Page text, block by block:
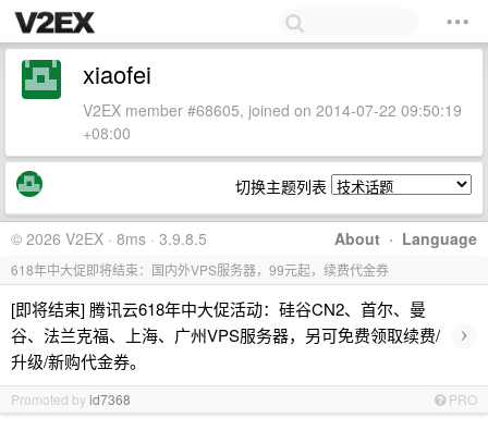
xiaofei
V2EX member #68605, joined on 2014-07-22 09:50:19
+08:00
切换主题列表
About · Language
© 2026 V2EX · 8ms · 3.9.8.5
618年中大促即将结束：国内外VPS服务器，99元起，续费代金券
[即将结束] 腾讯云618年中大促活动：硅谷CN2、首尔、曼
谷、法兰克福、上海、广州VPS服务器，另可免费领取续费/
升级/新购代金券。
›
Promoted byid7368 PRO